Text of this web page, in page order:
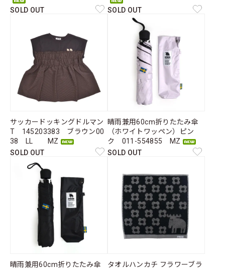
SOLD OUT SOLD OUT
サッカードッキングドルマン
T 145203383 ブラウン00
38 LL MZ
SOLD OUT
晴雨兼用60cm折りたたみ傘
（ホワイトワッペン）ピン
ク 011-554855 MZ
SOLD OUT
晴雨兼用60cm折りたたみ傘
タオルハンカチ フラワーブラ